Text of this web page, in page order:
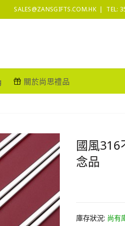
SALES@ZANSGIFTS.COM.HK| TEL:
關於尚思禮品
國風316
念品
庫存狀況: 尚有